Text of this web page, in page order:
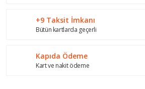
+9 Taksit İmkanı
Bütün kartlarda geçerli
Kapıda Ödeme
Kart ve nakit ödeme